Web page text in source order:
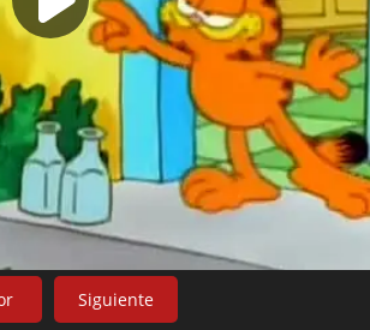
Siguiente